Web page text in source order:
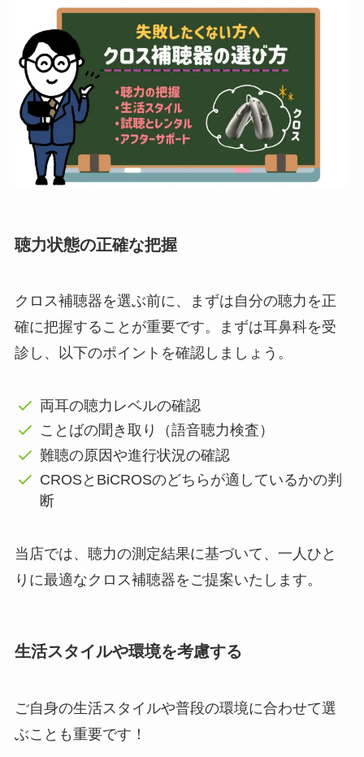
聴力状態の正確な把握
クロス補聴器を選ぶ前に、まずは自分の聴力を正
確に把握することが重要です。まずは耳鼻科を受
診し、以下のポイントを確認しましょう。
両耳の聴力レベルの確認
ことばの聞き取り（語音聴力検査）
難聴の原因や進行状況の確認
CROSとBiCROSのどちらが適しているかの判
断
当店では、聴力の測定結果に基づいて、一人ひと
りに最適なクロス補聴器をご提案いたします。
生活スタイルや環境を考慮する
ご自身の生活スタイルや普段の環境に合わせて選
ぶことも重要です！